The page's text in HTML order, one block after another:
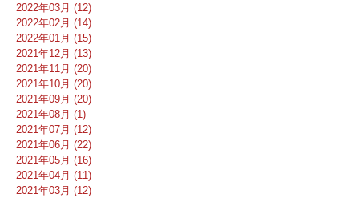
2022年03月 (12)
2022年02月 (14)
2022年01月 (15)
2021年12月 (13)
2021年11月 (20)
2021年10月 (20)
2021年09月 (20)
2021年08月 (1)
2021年07月 (12)
2021年06月 (22)
2021年05月 (16)
2021年04月 (11)
2021年03月 (12)